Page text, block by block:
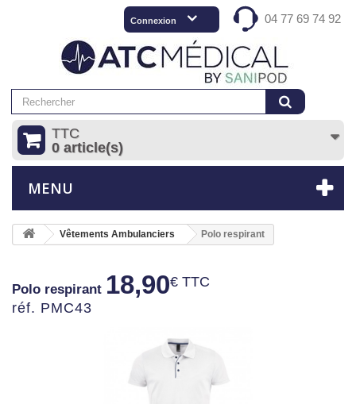
04 77 69 74 92
Connexion
TTC
0 article(s)
MENU
Vêtements Ambulanciers Polo respirant
Polo respirant 18,90€ TTC
réf. PMC43